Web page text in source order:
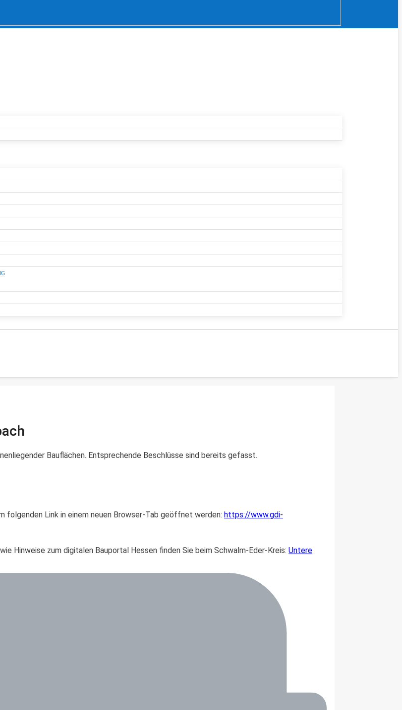
Bauflächen. Entsprechende Beschlüsse sind bereits gefasst.
folgenden Link in einem neuen Browser-Tab geöffnet werden: https://www.gdi-
Hinweise zum digitalen Bauportal Hessen finden Sie beim Schwalm-Eder-Kreis: Untere